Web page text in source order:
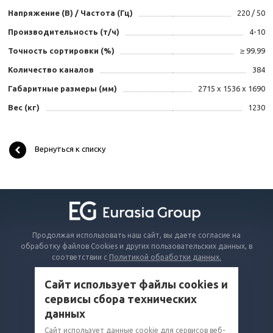
Напряжение (В) / Частота (Гц) 220 / 50
Производительность (т/ч) 4-10
Точность сортировки (%) ≥ 99.99
Количество каналов 384
Габаритные размеры (мм) 2715 x 1536 x 1690
Вес (кг) 1230
Вернуться к списку
Продолжая использовать наш сайт, вы даете согласие на
обработку файлов Cookies и других пользовательских данных, в
соответствии с Политикой обработки данных.
КОМПАНИЯ
Сайт использует файлы cookies и
сервисы сбора технических
данных
Сайт использует данные cookie для сервисов веб-